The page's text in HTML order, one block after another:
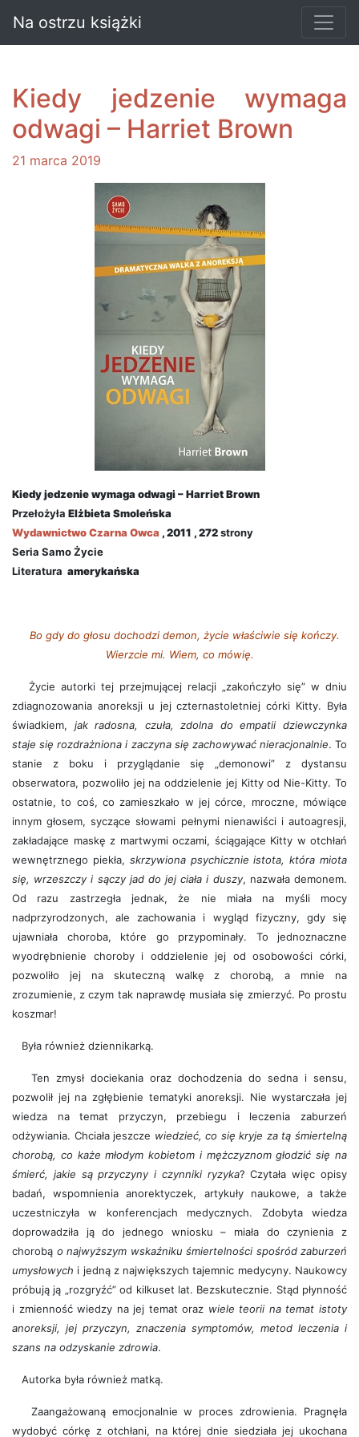
Na ostrzu książki
Kiedy jedzenie wymaga
odwagi – Harriet Brown
21 marca 2019
Kiedy jedzenie wymaga odwagi – Harriet Brown
Przełożyła Elżbieta Smoleńska
WydawnictwoCzarna Owca , 2011 , 272strony
Seria Samo Życie
Literatura amerykańska
Bo gdy do głosu dochodzi demon, życie właściwie się kończy.
Wierzcie mi. Wiem, co mówię.
Życie autorki tej przejmującej relacji „zakończyło się” w dniu
zdiagnozowania anoreksji u jej czternastoletniej córki Kitty. Była
świadkiem, jak radosna, czuła, zdolna do empatii dziewczynka
staje się rozdrażniona i zaczyna się zachowywać nieracjonalnie. To
stanie z boku i przyglądanie się „demonowi” z dystansu
obserwatora, pozwoliło jej na oddzielenie jej Kitty od Nie-Kitty. To
ostatnie, to coś, co zamieszkało w jej córce, mroczne, mówiące
innym głosem, syczące słowami pełnymi nienawiści i autoagresji,
zakładające maskę z martwymi oczami, ściągające Kitty w otchłań
wewnętrznego piekła, skrzywiona psychicznie istota, która miota
się, wrzeszczy i sączy jad do jej ciała i duszy, nazwała demonem.
Od razu zastrzegła jednak, że nie miała na myśli mocy
nadprzyrodzonych, ale zachowania i wygląd fizyczny, gdy się
ujawniała choroba, które go przypominały. To jednoznaczne
wyodrębnienie choroby i oddzielenie jej od osobowości córki,
pozwoliło jej na skuteczną walkę z chorobą, a mnie na
zrozumienie, z czym tak naprawdę musiała się zmierzyć. Po prostu
koszmar!
Była również dziennikarką.
Ten zmysł dociekania oraz dochodzenia do sedna i sensu,
pozwolił jej na zgłębienie tematyki anoreksji. Nie wystarczała jej
wiedza na temat przyczyn, przebiegu i leczenia zaburzeń
odżywiania. Chciała jeszcze wiedzieć, co się kryje za tą śmiertelną
chorobą, co każe młodym kobietom i mężczyznom głodzić się na
śmierć, jakie są przyczyny i czynniki ryzyka? Czytała więc opisy
badań, wspomnienia anorektyczek, artykuły naukowe, a także
uczestniczyła w konferencjach medycznych. Zdobyta wiedza
doprowadziła ją do jednego wniosku – miała do czynienia z
chorobą o najwyższym wskaźniku śmiertelności spośród zaburzeń
umysłowych i jedną z największych tajemnic medycyny. Naukowcy
próbują ją „rozgryźć” od kilkuset lat. Bezskutecznie. Stąd płynność
i zmienność wiedzy na jej temat oraz wiele teorii na temat istoty
anoreksji, jej przyczyn, znaczenia symptomów, metod leczenia i
szans na odzyskanie zdrowia.
Autorka była również matką.
Zaangażowaną emocjonalnie w proces zdrowienia. Pragnęła
wydobyć córkę z otchłani, na której dnie siedziała jej ukochana